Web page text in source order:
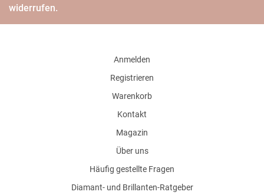
widerrufen.
Anmelden
Registrieren
Warenkorb
Kontakt
Magazin
Über uns
Häufig gestellte Fragen
Diamant- und Brillanten-Ratgeber